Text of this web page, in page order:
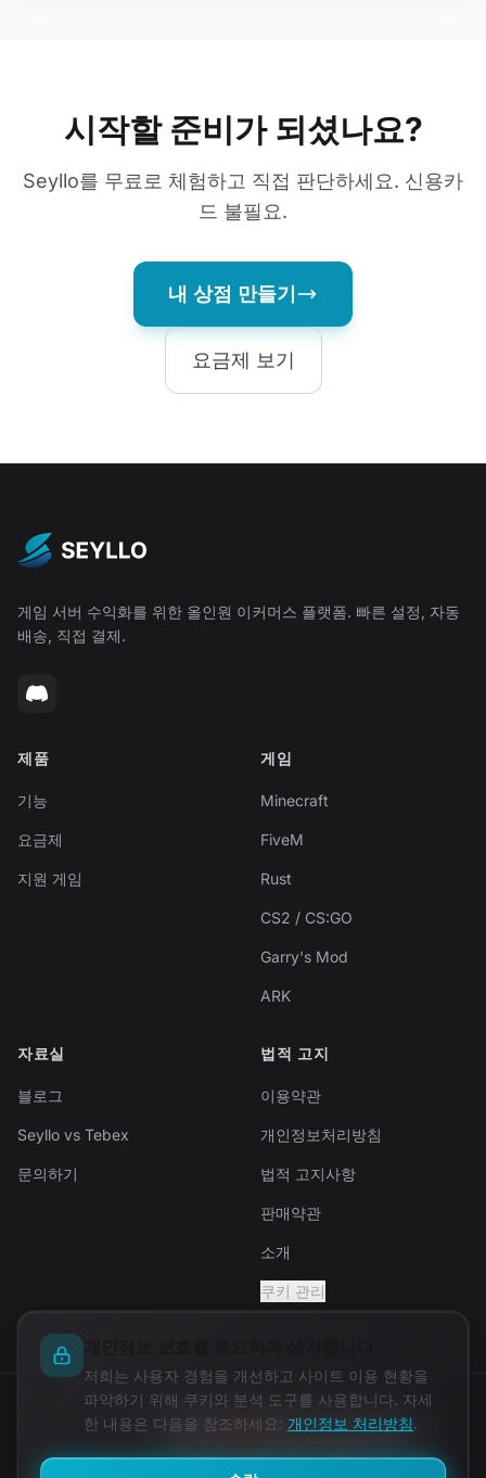
시작할 준비가 되셨나요?
Seyllo를 무료로 체험하고 직접 판단하세요. 신용카
드 불필요.
내 상점 만들기
요금제 보기
게임 서버 수익화를 위한 올인원 이커머스 플랫폼. 빠른 설정, 자동
배송, 직접 결제.
제품
기능
요금제
지원 게임
게임
Minecraft
FiveM
Rust
CS2 / CS:GO
Garry's Mod
ARK
자료실
블로그
Seyllo vs Tebex
문의하기
법적 고지
이용약관
개인정보처리방침
법적 고지사항
판매약관
소개
쿠키 관리
© 2026 Seyllo. All rights reserved.
저희는 사용자 경험을 개선하고 사이트 이용 현황을
파악하기 위해 쿠키와 분석 도구를 사용합니다. 자세
한 내용은 다음을 참조하세요: 개인정보 처리방침.